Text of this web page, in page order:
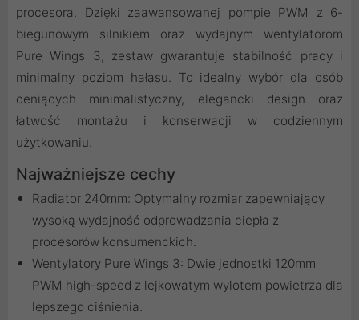
procesora. Dzięki zaawansowanej pompie PWM z 6-
biegunowym silnikiem oraz wydajnym wentylatorom
Pure Wings 3, zestaw gwarantuje stabilność pracy i
minimalny poziom hałasu. To idealny wybór dla osób
ceniących minimalistyczny, elegancki design oraz
łatwość montażu i konserwacji w codziennym
użytkowaniu.
Najważniejsze cechy
Radiator 240mm: Optymalny rozmiar zapewniający
wysoką wydajność odprowadzania ciepła z
procesorów konsumenckich.
Wentylatory Pure Wings 3: Dwie jednostki 120mm
PWM high-speed z lejkowatym wylotem powietrza dla
lepszego ciśnienia.